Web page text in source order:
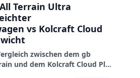
Terrain Ultra
vs Kolcraft Cloud
zwischen dem gb
und dem Kolcraft Cloud Plus